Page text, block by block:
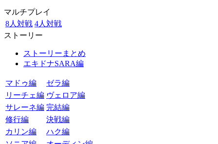
マルチプレイ
8人対戦 4人対戦
ストーリー
ストーリーまとめ
エキドナSARA編
マドゥ編
ゼラ編
リーチェ編 ヴェロア編
サレーネ編 完結編
修行編
決戦編
カリン編
ハク編